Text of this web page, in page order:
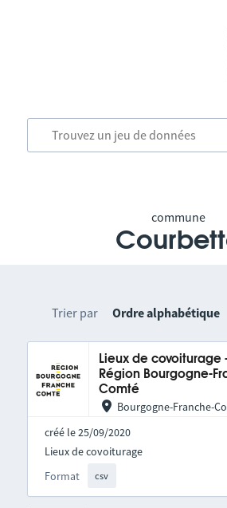
commune
Trier par Ordre alphabétique
Lieux de covoiturage
Région Bourgogne-
Comté
Bourgogne-Franche-
créé le 25/09/2020
Format csv
Lieux de covoiturage